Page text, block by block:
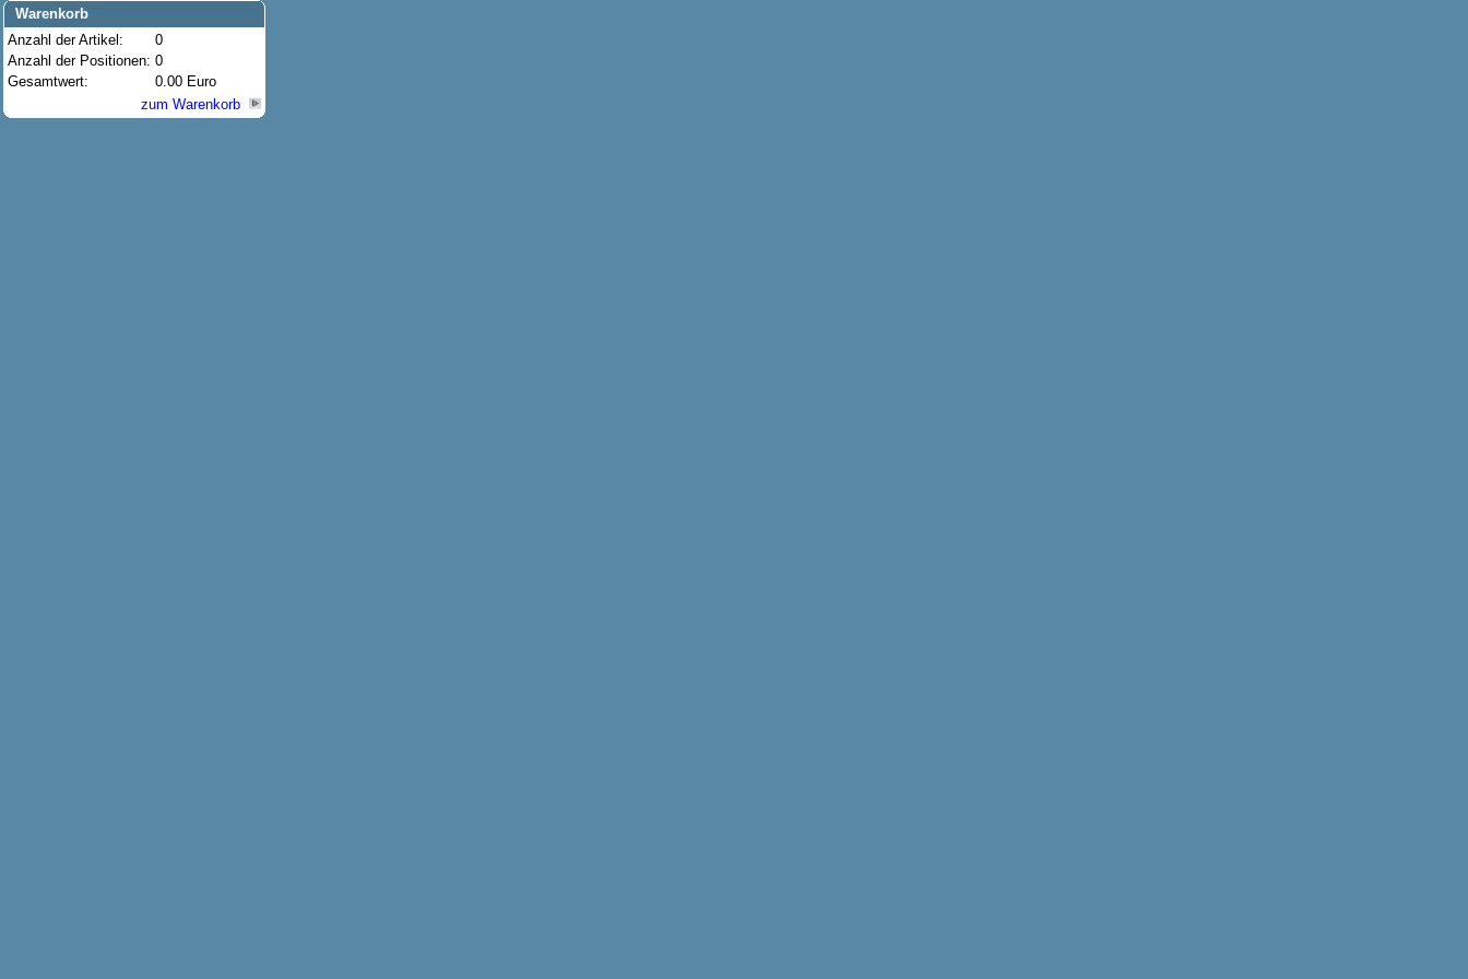
Warenkorb
Anzahl der Artikel:
0
Anzahl der Positionen: 0
Gesamtwert:
0.00 Euro
zum Warenkorb